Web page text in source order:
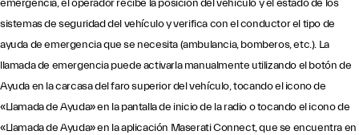
emergencia, el operador recibe la posición del vehículo y el estado de los
sistemas de seguridad del vehículo y verifica con el conductor el tipo de
ayuda de emergencia que se necesita (ambulancia, bomberos, etc.). La
llamada de emergencia puede activarla manualmente utilizando el botón de
Ayuda en la carcasa del faro superior del vehículo, tocando el icono de
«Llamada de Ayuda» en la pantalla de inicio de la radio o tocando el icono de
«Llamada de Ayuda» en la aplicación Maserati Connect, que se encuentra en